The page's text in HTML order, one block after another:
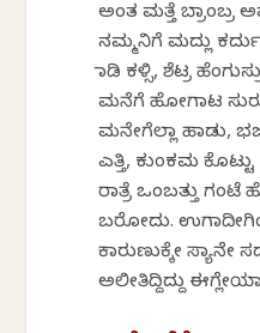
ಅಂತ ಮತ್ತೆ
ನಮ್ಮನಿಗೆ ಮದ್ಲು
ಮಾಡಿ‌ ಕಳ್ಸಿ, ಶೆಟ್ರ
ಮನೆಗೆ ಹೋಗಾಟ
ಮನೇಗೆಲ್ಲಾ ಹಾಡು,
ಎತ್ತಿ, ಕುಂಕಮ
ರಾತ್ರೆ ಒಂಬತ್ತು ಗಂಟೆ
ಬರೋದು.
ಕಾರುಣುಕ್ಕೇ
ಅಲೀತಿದ್ದಿದ್ದು